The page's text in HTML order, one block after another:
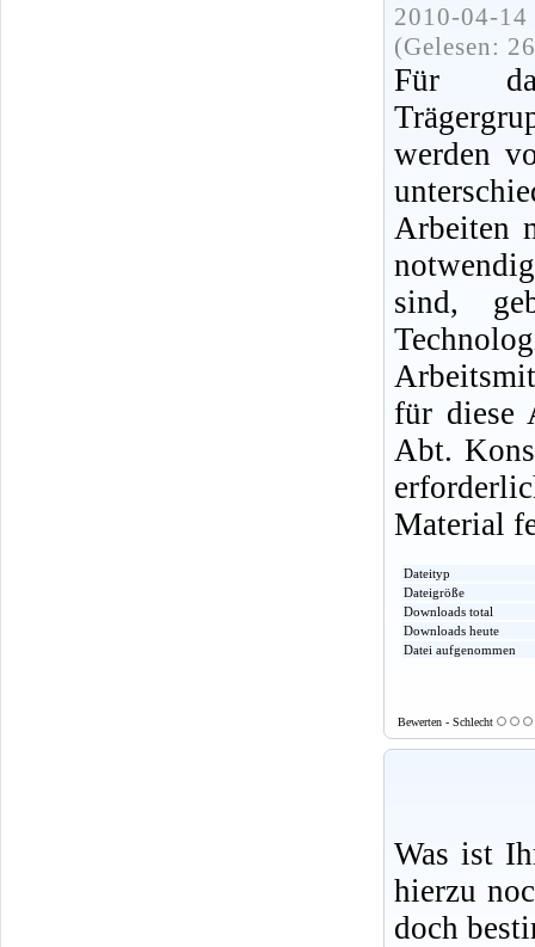
2010-04-
(Gelesen:
Für
werden
Arbeiten
sind,
für diese
Abt.
Material
Dateityp
Dateigröße
Downloads total
Downloads heute
Datei aufgenommen
Bewerten - Schlecht
Was ist
hierzu
doch